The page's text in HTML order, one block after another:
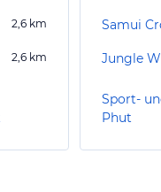
2,6 km
2,6 km
Samui
Jungle
Sport-
Phut